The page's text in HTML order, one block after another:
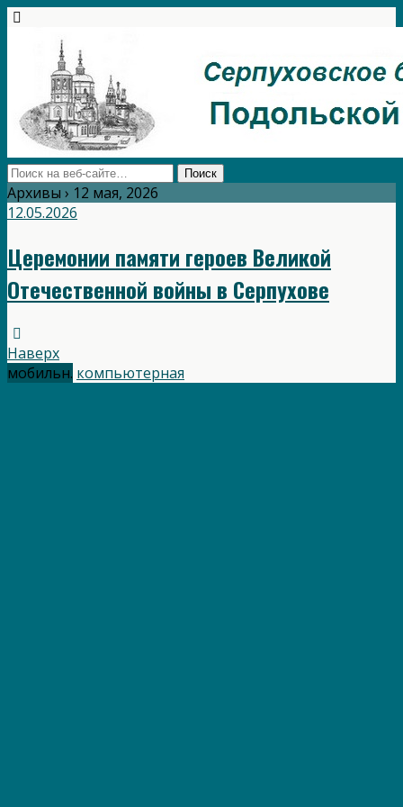
Архивы › 12 мая, 2026
12.05.2026
Церемонии памяти героев Великой
Отечественной войны в Серпухове
Наверх
мобильн. компьютерная